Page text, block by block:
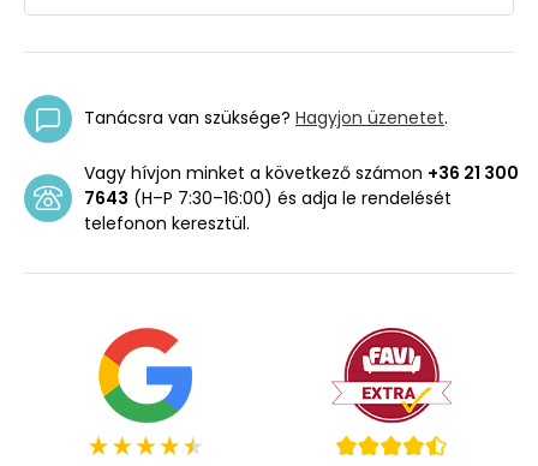
Tanácsra van szüksége? Hagyjon üzenetet.
Vagy hívjon minket a következő számon +36 21 300
7643 (H–P 7:30–16:00) és adja le rendelését
telefonon keresztül.